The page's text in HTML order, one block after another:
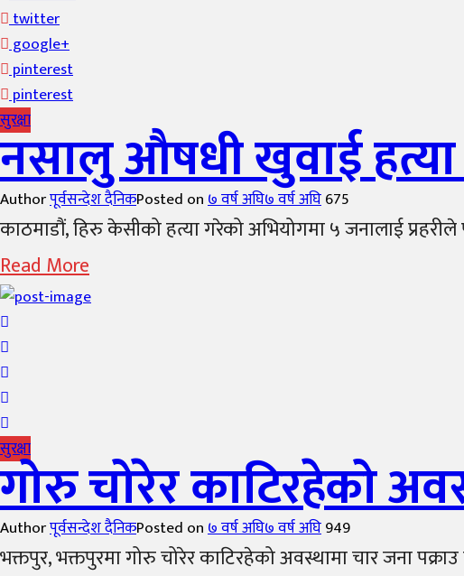
twitter
google+
pinterest
pinterest
सुरक्षा
नसालु औषधी खुवाई हत्या
Authorपूर्वसन्देश दैनिकPosted on७ वर्ष अघि७ वर्ष अघि675
काठमाडौं, हिरु केसीको हत्या गरेको अभियोगमा ५ जनालाई
Read More
सुरक्षा
गोरु चोरेर काटिरहेको
Authorपूर्वसन्देश दैनिकPosted on७ वर्ष अघि७ वर्ष अघि949
भक्तपुर, भक्तपुरमा गोरु चोरेर काटिरहेको अवस्थामा चार जना